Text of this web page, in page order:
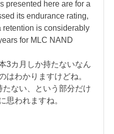
presented here are for a
its endurance rating,
retention is considerably
for MLC NAND
3カ月しか持たないなん
はわかりますけどね。
ない、という部分だけ
思われますね。